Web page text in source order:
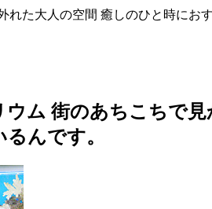
れた大人の空間 癒しのひと時におす
ウム 街のあちこちで
んです。